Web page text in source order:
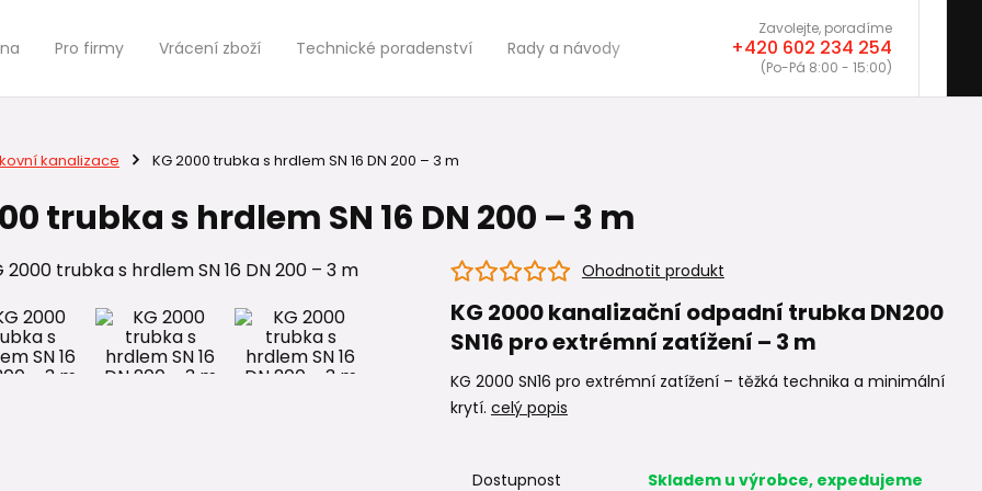
Pro firmy Vrácení zboží Technické poradenství Rady a návody
Zavolejte, poradíme
+420 602 234 254
(Po-Pá 8:00 - 15:00)
kanalizace KG 2000 trubka s hrdlem SN 16 DN 200 – 3 m
trubka s hrdlem SN 16 DN 200 – 3 m
Ohodnotit produkt
KG 2000 kanalizační odpadní trubka DN200
SN16 pro extrémní zatížení – 3 m
KG 2000 SN16 pro extrémní zatížení – těžká technika a minimální
krytí. celý popis
Dostupnost
Skladem u výrobce, expedujeme